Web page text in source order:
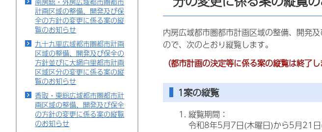
計画区域の整備、開発及び保
全の方針の変更に係る案の縦
覧のお知らせ
九十九里広域都市圏都市計画
区域の整備、開発及び保全の
方針並びに大網白里都市計画
区域区分の変更に係る案の縦
覧のお知らせ
香取・東総広域都市圏都市計
画区域の整備、開発及び保全
の方針の変更に係る案の縦覧
のお知らせ
内房広域都市圏都市計画区域の整備、開発
ので、次のとおり縦覧します。
（都市計画の決定等に係る案の縦覧は終了し
1案の縦覧
縦覧期間：
令和8年5月7日(木曜日)から5月21